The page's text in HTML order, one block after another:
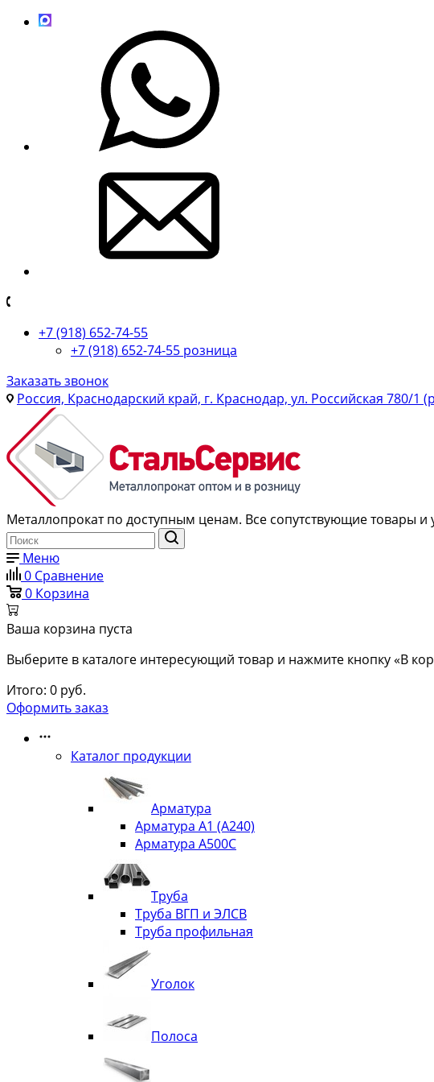
+7 (918) 652-74-55
+7 (918) 652-74-55 розница
Заказать звонок
Россия, Краснодарский край, г. Краснодар, ул. Российская 780/1
Металлопрокат по доступным ценам. Все сопутствующие товары и
Меню
0 Сравнение
0 Корзина
Ваша корзина пуста
Выберите в каталоге интересующий товар и нажмите кнопку «В
Итого: 0 руб.
Оформить заказ
Каталог продукции
Арматура
Арматура А1 (А240)
Арматура А500С
Труба
Труба ВГП и ЭЛСВ
Труба профильная
Уголок
Полоса